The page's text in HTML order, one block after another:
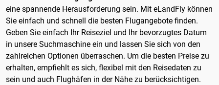
eine spannende Herausforderung sein. Mit eLandFly können
Sie einfach und schnell die besten Flugangebote finden.
Geben Sie einfach Ihr Reiseziel und Ihr bevorzugtes Datum
in unsere Suchmaschine ein und lassen Sie sich von den
zahlreichen Optionen überraschen. Um die besten Preise zu
erhalten, empfiehlt es sich, flexibel mit den Reisedaten zu
sein und auch Flughäfen in der Nähe zu berücksichtigen.